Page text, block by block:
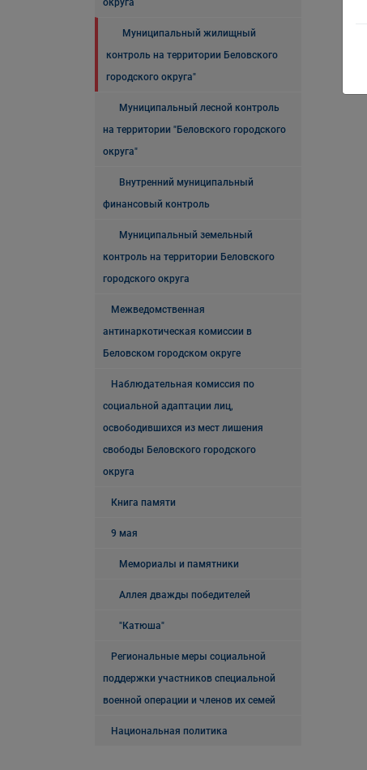
округа
Муниципальный жилищный
контроль на территории Беловского
городского округа"
Муниципальный лесной контроль
на территории "Беловского городского
округа"
Внутренний муниципальный
финансовый контроль
Муниципальный земельный
контроль на территории Беловского
городского округа
Межведомственная
антинаркотическая комиссии в
Беловском городском округе
Наблюдательная комиссия по
социальной адаптации лиц,
освободившихся из мест лишения
свободы Беловского городского
округа
Книга памяти
9 мая
Мемориалы и памятники
Аллея дважды победителей
"Катюша"
Региональные меры социальной
поддержки участников специальной
военной операции и членов их семей
Национальная политика